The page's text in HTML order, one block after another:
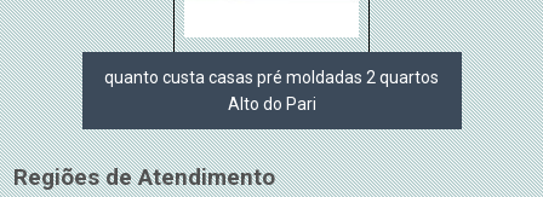
quanto custa casas pré moldadas 2 quartos
Alto do Pari
Regiões de Atendimento